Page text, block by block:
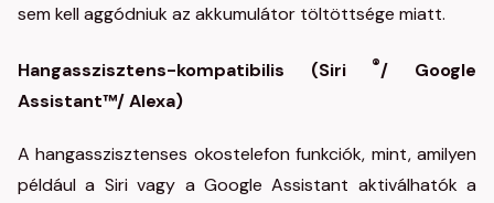
sem kell aggódniuk az akkumulátor töltöttsége miatt.
Hangasszisztens-kompatibilis (Siri ®/ Google
Assistant™/ Alexa)
A hangasszisztenses okostelefon funkciók, mint, amilyen
például a Siri vagy a Google Assistant aktiválhatók a